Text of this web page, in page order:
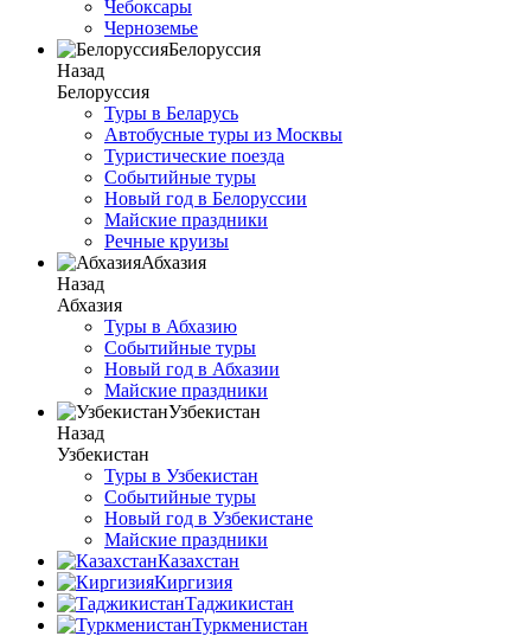
Чебоксары
Черноземье
Белоруссия
Назад
Белоруссия
Туры в Беларусь
Автобусные туры из Москвы
Туристические поезда
Событийные туры
Новый год в Белоруссии
Майские праздники
Речные круизы
Абхазия
Назад
Абхазия
Туры в Абхазию
Событийные туры
Новый год в Абхазии
Майские праздники
Узбекистан
Назад
Узбекистан
Туры в Узбекистан
Событийные туры
Новый год в Узбекистане
Майские праздники
Казахстан
Киргизия
Таджикистан
Туркменистан